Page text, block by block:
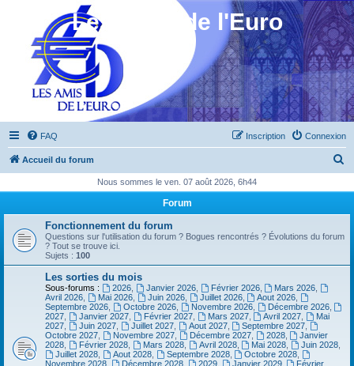
Les Amis de l'Euro
FAQ Connexion
Inscription
Accueil du forum
h
Nous sommes le ven. 07 août 2026, 6h44
Forum
Fonctionnement du forum
Questions sur l'utilisation du forum ? Bogues rencontrés ? Évolutions du forum
? Tout se trouve ici.
Sujets : 100
Les sorties du mois
Sous-forums : 2026, Janvier 2026, Février 2026, Mars 2026
Avril 2026
Mai 2026, Juin 2026, Juillet 2026, Aout 2026
Septembre 2026
Octobre 2026, Novembre 2026, Décembre 2026,
2027
Janvier 2027, Février 2027, Mars 2027, Avril 2027
Mai
2027
Juin 2027, Juillet 2027, Aout 2027, Septembre 2027
Octobre 2027
Novembre 2027, Décembre 2027, 2028,
Janvier
2028
Février 2028, Mars 2028, Avril 2028, Mai 2028 Juin 2028
Juillet 2028, Aout 2028, Septembre 2028, Octobre 2028
Novembre 2028
Décembre 2028, 2029, Janvier 2029,
Février